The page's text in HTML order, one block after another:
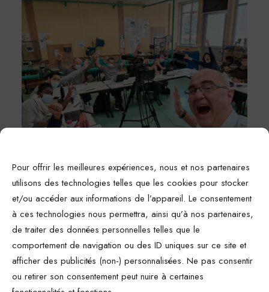
Pour offrir les meilleures expériences, nous et nos partenaires
utilisons des technologies telles que les cookies pour stocker
et/ou accéder aux informations de l’appareil. Le consentement
à ces technologies nous permettra, ainsi qu’à nos partenaires,
de traiter des données personnelles telles que le
comportement de navigation ou des ID uniques sur ce site et
afficher des publicités (non-) personnalisées. Ne pas consentir
ou retirer son consentement peut nuire à certaines
A propos d’Engie :
Engie est un groupe industriel
énergétique français. C’est le troisième
plus grand groupe mondial dans le secteur